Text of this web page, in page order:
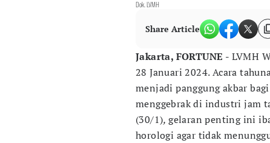
Dok. LVMH
Share Article
Jakarta, FORTUNE - LVMH
28 Januari 2024. Acara
menjadi panggung akbar
menggebrak di industri jam
(30/1),gelaran penting ini
horologi agar tidak